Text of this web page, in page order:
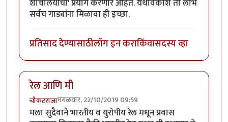
शौचालयांचा' प्रयोग करणार आहेत. यथावकाश तो लाभ
सर्वच गाड्यांना मिळावा ही इच्छा.
प्रतिसाद देण्यासाठीलॉग इन कराकिंवासदस्य व्हा
रेल आणि मी
चौकटराजामंगळवार, 22/10/2019 09:59
मला सुदैवाने भारतीय व युरोपीय रेल मधून प्रवास